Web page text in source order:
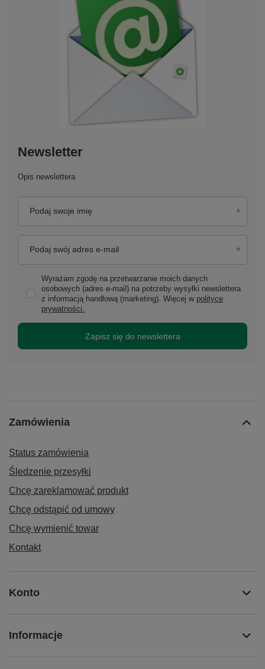
Newsletter
Opis newslettera
Podaj swoje imię
Podaj swój adres e-mail
Wyrażam zgodę na przetwarzanie moich danych
osobowych (adres e-mail) na potrzeby wysyłki newslettera
z informacją handlową (marketing). Więcej w polityce
prywatności.
Zapisz się do newslettera
Zamówienia
Status zamówienia
Śledzenie przesyłki
Chcę zareklamować produkt
Chcę odstąpić od umowy
Chcę wymienić towar
Kontakt
Konto
Informacje